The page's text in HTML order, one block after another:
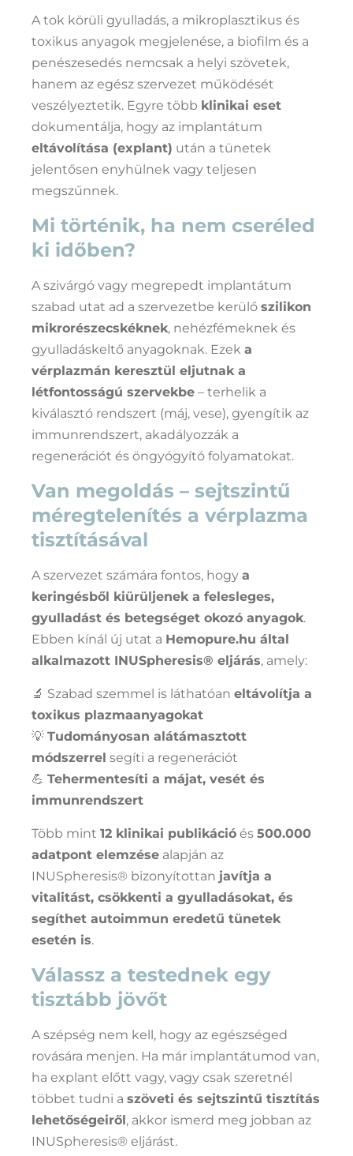
A tok körüli gyulladás, a mikroplasztikus és
toxikus anyagok megjelenése, a biofilm és a
penészesedés nemcsak a helyi szövetek,
hanem az egész szervezet működését
veszélyeztetik. Egyre több klinikai eset
dokumentálja, hogy az implantátum
eltávolítása (explant) után a tünetek
jelentősen enyhülnek vagy teljesen
megszűnnek.
Mi történik, ha nem cseréled
ki időben?
A szivárgó vagy megrepedt implantátum
szabad utat ad a szervezetbe kerülő szilikon
mikrorészecskéknek, nehézfémeknek és
gyulladáskeltő anyagoknak. Ezek a
vérplazmán keresztül eljutnak a
létfontosságú szervekbe – terhelik a
kiválasztó rendszert (máj, vese), gyengítik az
immunrendszert, akadályozzák a
regenerációt és öngyógyító folyamatokat.
Van megoldás – sejtszintű
méregtelenítés a vérplazma
tisztításával
A szervezet számára fontos, hogy a
keringésből kiürüljenek a felesleges,
gyulladást és betegséget okozó anyagok.
Ebben kínál új utat a Hemopure.hu által
alkalmazott INUSpheresis® eljárás, amely:
🔬 Szabad szemmel is láthatóan eltávolítja a
toxikus plazmaanyagokat
💡 Tudományosan alátámasztott
módszerrel segíti a regenerációt
💪 Tehermentesíti a májat, vesét és
immunrendszert
Több mint 12 klinikai publikáció és 500.000
adatpont elemzése alapján az
INUSpheresis® bizonyítottan javítja a
vitalitást, csökkenti a gyulladásokat, és
segíthet autoimmun eredetű tünetek
esetén is.
Válassz a testednek egy
tisztább jövőt
A szépség nem kell, hogy az egészséged
rovására menjen. Ha már implantátumod van,
ha explant előtt vagy, vagy csak szeretnél
többet tudni a szöveti és sejtszintű tisztítás
lehetőségeiről, akkor ismerd meg jobban az
INUSpheresis® eljárást.